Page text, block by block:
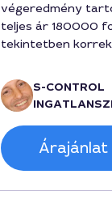
végeredmény
teljes ár 180000
tekintetben
vagyok aS-CONTROL
Árajánlat